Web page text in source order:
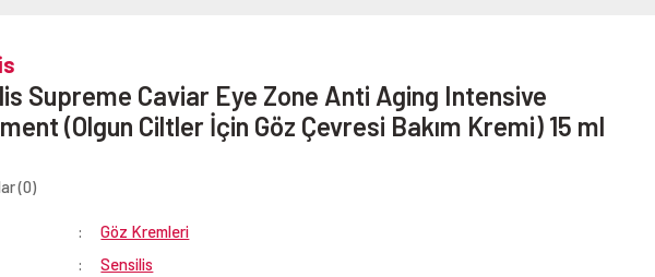
Supreme Caviar Eye Zone Anti Aging Intensive
(Olgun Ciltler İçin Göz Çevresi Bakım Kremi) 15 ml
(0)
Göz Kremleri
Sensilis